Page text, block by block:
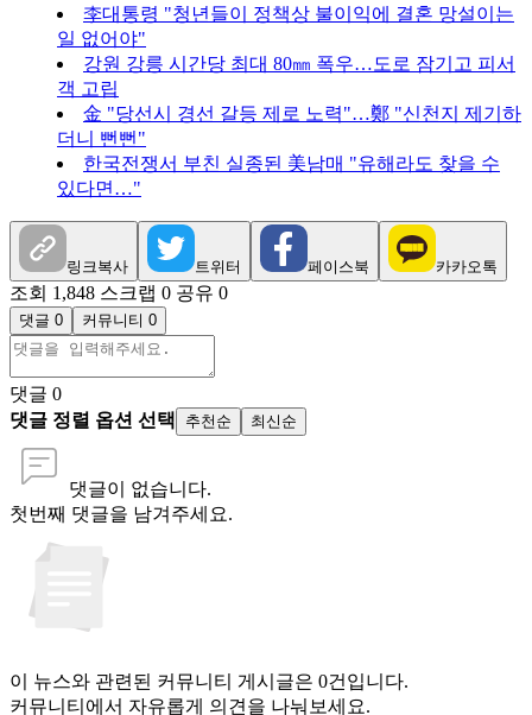
李대통령 "청년들이 정책상 불이익에 결혼 망설이는
일 없어야"
강원 강릉 시간당 최대 80㎜ 폭우…도로 잠기고 피서
객 고립
金 "당선시 경선 갈등 제로 노력"…鄭 "신천지 제기하
더니 뻔뻔"
한국전쟁서 부친 실종된 美남매 "유해라도 찾을 수
있다면…"
링크복사 트위터 페이스북 카카오톡
조회 1,848 스크랩 0 공유 0
댓글 0 커뮤니티 0
댓글 0
댓글 정렬 옵션 선택
추천순 최신순
댓글이 없습니다.
첫번째 댓글을 남겨주세요.
이 뉴스와 관련된 커뮤니티 게시글은 0건입니다.
커뮤니티에서 자유롭게 의견을 나눠보세요.